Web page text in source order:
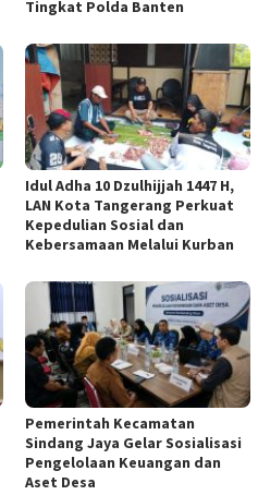
Tingkat Polda Banten
Idul Adha 10 Dzulhijjah 1447 H,
LAN Kota Tangerang Perkuat
Kepedulian Sosial dan
Kebersamaan Melalui Kurban
Pemerintah Kecamatan
Sindang Jaya Gelar Sosialisasi
Pengelolaan Keuangan dan
Aset Desa